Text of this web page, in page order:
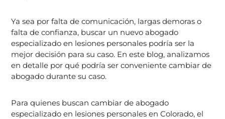
Ya sea por falta de comunicación, largas demoras o
falta de confianza, buscar un nuevo abogado
especializado en lesiones personales podría ser la
mejor decisión para su caso. En este blog, analizamos
en detalle por qué podría ser conveniente cambiar de
abogado durante su caso.
Para quienes buscan cambiar de abogado
especializado en lesiones personales en Colorado, el